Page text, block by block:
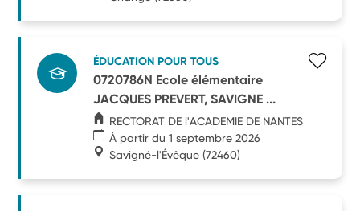
ÉDUCATION POUR TOUS
0720786N Ecole élémentaire
JACQUES PREVERT, SAVIGNE ...
RECTORAT DE l'ACADEMIE DE NANTES
À partir du 1 septembre 2026
Savigné-l'Évêque (72460)